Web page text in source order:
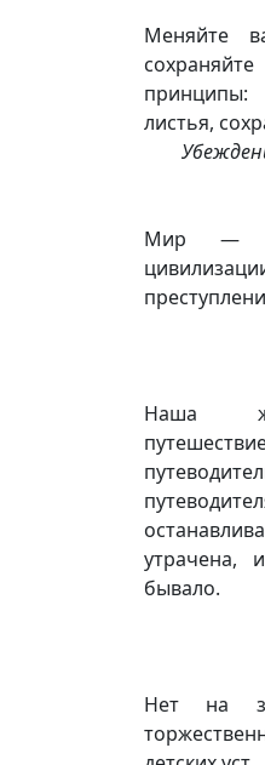
Меняйте
листья,
Мир —
Наша
утрачена,
бывало.
Нет на